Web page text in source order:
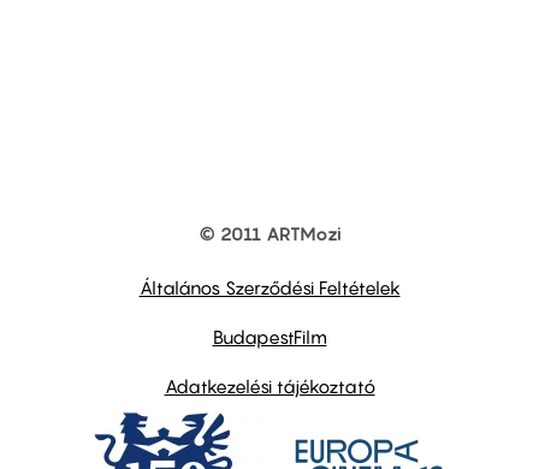
© 2011 ARTMozi
Általános Szerződési Feltételek
BudapestFilm
Adatkezelési tájékoztató